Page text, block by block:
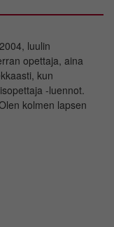
luulin
opettaja, aina
kun
-luennot.
kolmen lapsen